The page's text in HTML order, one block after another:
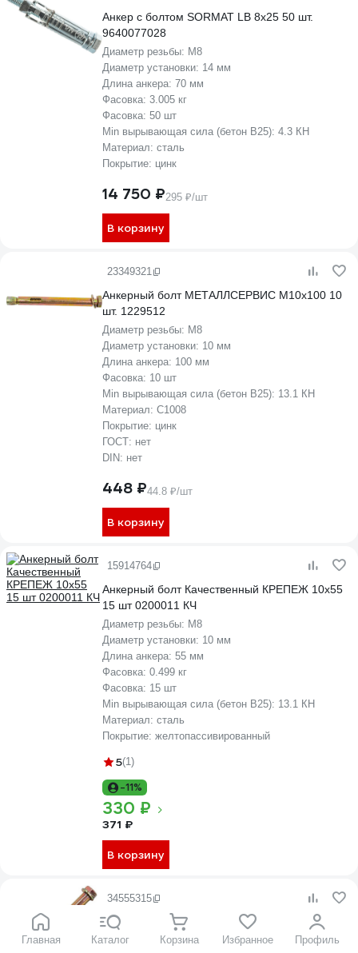
Главная Каталог Корзина Избранное Профиль
Анкер с болтом SORMAT LB 8х25 50 шт.
9640077028
Диаметр резьбы: М8
Диаметр установки: 14 мм
Длина анкера: 70 мм
Фасовка: 3.005 кг
Фасовка: 50 шт
Min вырывающая сила (бетон B25): 4.3 КН
Материал: сталь
Покрытие: цинк
14 750 ₽295 ₽/шт
В корзину
23349321
Анкерный болт МЕТАЛЛСЕРВИС М10x100 10
шт. 1229512
Диаметр резьбы: М8
Диаметр установки: 10 мм
Длина анкера: 100 мм
Фасовка: 10 шт
Min вырывающая сила (бетон B25): 13.1 КН
Материал: С1008
Покрытие: цинк
ГОСТ: нет
DIN: нет
448 ₽44.8 ₽/шт
В корзину
15914764
Анкерный болт Качественный КРЕПЕЖ 10х55
15 шт 0200011 КЧ
Диаметр резьбы: М8
Диаметр установки: 10 мм
Длина анкера: 55 мм
Фасовка: 0.499 кг
Фасовка: 15 шт
Min вырывающая сила (бетон B25): 13.1 КН
Материал: сталь
Покрытие: желтопассивированный
5(1)
-11%
330 ₽
371 ₽
В корзину
34555315
Анкерный болт с шестигранной головкой 23
Болта 10x100 мм, 10 шт. B16001010064200